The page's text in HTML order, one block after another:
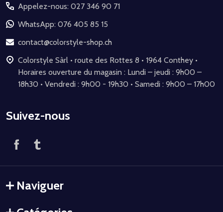
pied
de
page
Appelez-nous: 027 346 90 71
WhatsApp: 076 405 85 15
contact@colorstyle-shop.ch
Colorstyle Sàrl • route des Rottes 8 • 1964 Conthey •
Horaires ouverture du magasin : Lundi – jeudi : 9h00 –
18h30 • Vendredi : 9h00 - 19h30 • Samedi : 9h00 – 17h00
Suivez-nous
Naviguer